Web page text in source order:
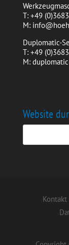
T: +49
M:
Duplomatic-
T: +49
M:
Website
Kontakt